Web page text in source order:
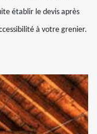
établir le devis après
à votre grenier.